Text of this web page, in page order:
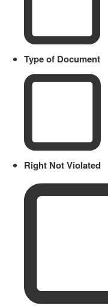
Type of Document
Right Not Violated